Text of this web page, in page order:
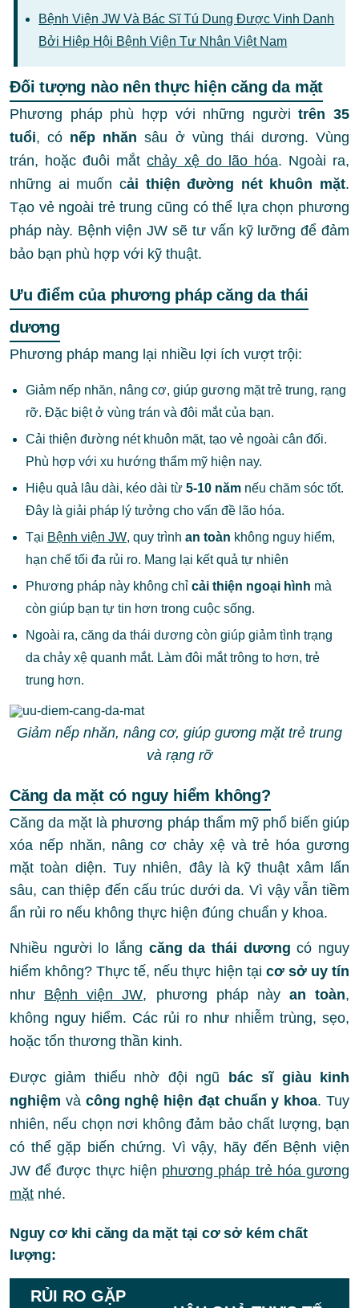
Bệnh Viện JW Và Bác Sĩ Tú Dung Được Vinh Danh
Bởi Hiệp Hội Bệnh Viện Tư Nhân Việt Nam
Đối tượng nào nên thực hiện căng da mặt
Phương pháp phù hợp với những ngườitrên 35
tuổi, có nếp nhăn sâu ở vùng thái dương. Vùng
trán, hoặc đuôi mắtchảy xệ do lão hóa. Ngoài ra,
những ai muốn cải thiện đường nét khuôn mặt.
Tạo vẻ ngoài trẻ trung cũng có thể lựa chọn phương
pháp này. Bệnh viện JW sẽ tư vấn kỹ lưỡng để đảm
bảo bạn phù hợp với kỹ thuật.
Ưu điểm của phương pháp căng da thái
dương
Phương pháp mang lại nhiều lợi ích vượt trội:
Giảm nếp nhăn, nâng cơ, giúp gương mặt trẻ trung, rạng
rỡ. Đặc biệt ở vùng trán và đôi mắt của bạn.
Cải thiện đường nét khuôn mặt, tạo vẻ ngoài cân đối.
Phù hợp với xu hướng thẩm mỹ hiện nay.
Hiệu quả lâu dài, kéo dài từ 5-10 năm nếu chăm sóc tốt.
Đây là giải pháp lý tưởng cho vấn đề lão hóa.
Tại Bệnh viện JW, quy trình an toàn không nguy hiểm,
hạn chế tối đa rủi ro. Mang lại kết quả tự nhiên
Phương pháp này không chỉ cải thiện ngoại hình mà
còn giúp bạn tự tin hơn trong cuộc sống.
Ngoài ra, căng da thái dương còn giúp giảm tình trạng
da chảy xệ quanh mắt. Làm đôi mắt trông to hơn, trẻ
trung hơn.
Giảm nếp nhăn, nâng cơ, giúp gương mặt trẻ trung
và rạng rỡ
Căng da mặt có nguy hiểm không?
Căng da mặt là phương pháp thẩm mỹ phổ biến giúp
xóa nếp nhăn, nâng cơ chảy xệ và trẻ hóa gương
mặt toàn diện. Tuy nhiên, đây là kỹ thuật xâm lấn
sâu, can thiệp đến cấu trúc dưới da. Vì vậy vẫn tiềm
ẩn rủi ro nếu không thực hiện đúng chuẩn y khoa.
Nhiều người lo lắng căng da thái dương có nguy
hiểm không? Thực tế, nếu thực hiện tại cơ sở uy tín
như Bệnh viện JW, phương pháp này an toàn,
không nguy hiểm. Các rủi ro như nhiễm trùng, sẹo,
hoặc tổn thương thần kinh.
Được giảm thiểu nhờ đội ngũ
bác sĩ giàu kinh
nghiệm và công nghệ hiện đạt chuẩn y khoa. Tuy
nhiên, nếu chọn nơi không đảm bảo chất lượng, bạn
có thể gặp biến chứng. Vì vậy, hãy đến Bệnh viện
JW để được thực hiện phương pháp trẻ hóa gương
mặt nhé.
Nguy cơ khi căng da mặt tại cơ sở kém chất
lượng:
RỦI RO GẶP